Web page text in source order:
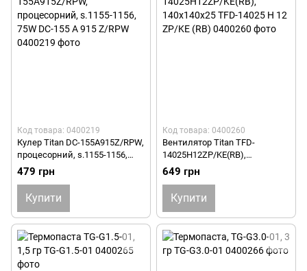
Код товара: 0400219
Кулер Titan DC-155A915Z/RPW,
процесорний, s.1155-1156,
75W DC-155 A 915 Z/RPW
479 грн
Купити
Код товара: 0400260
Вентилятор Titan TFD-
14025H12ZP/KE(RB),
140х140х25 TFD-14025 H 12
ZP/KE (RB)
649 грн
Купити